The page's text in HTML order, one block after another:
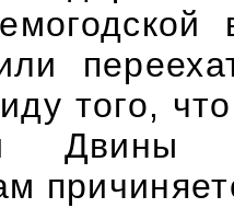
того,
Двины